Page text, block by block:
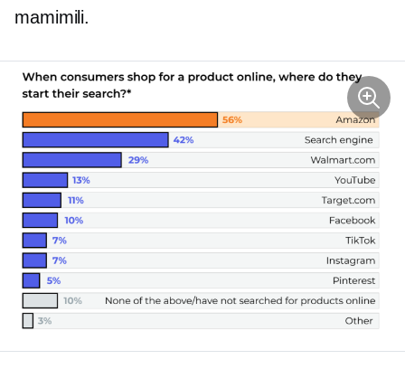
mamimili.